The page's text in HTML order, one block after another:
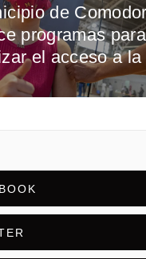
de
programas para
el acceso a la